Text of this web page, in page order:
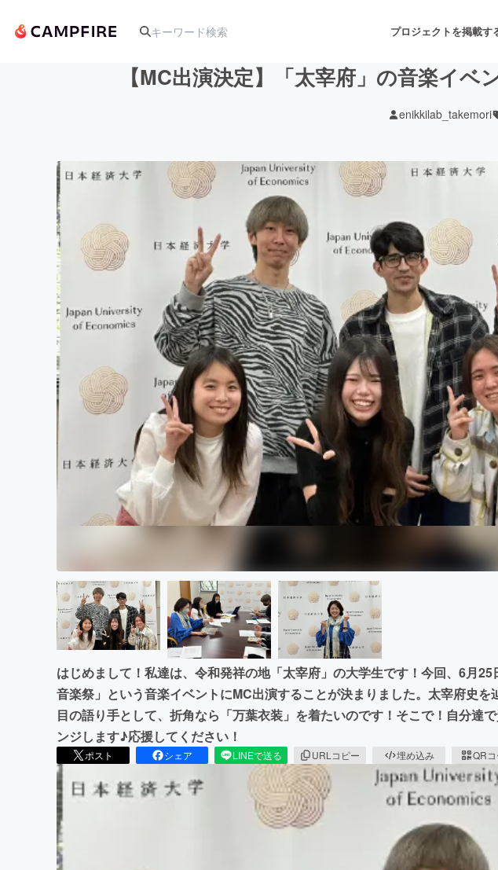
プロジェクトを掲載す
アート・写真 音楽
テクノロジー・ガジェット ゲーム・サービス開発
映像・映画 書籍・雑誌出版
ビジネス・起業 チャレンジ
まちづくり・地域活性化
CAMPFIRE for
CAMPFIREふる
【MC出演決定】「太宰府」の音楽イ
enikkilab_takemori
はじめまして！私達は、令和発祥の地「太宰府」の大学生です！今回、6月25
音楽祭」という音楽イベントにMC出演することが決まりました。太宰府史を
目の語り手として、折角なら「万葉衣装」を着たいのです！そこで！自分達
ンジします♪応援してください！
ポスト シェア LINEで送る URLコピー 埋め込み QR